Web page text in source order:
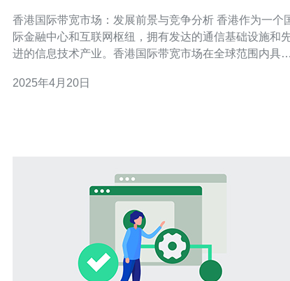
香港国际带宽市场：发展前景与竞争分析 香港作为一个国
际金融中心和互联网枢纽，拥有发达的通信基础设施和
进的信息技术产业。香港国际带宽市场在全球范围内具有
港国际带宽市场是指香港与其他国家和地区之间的网络连
2025年4月20日